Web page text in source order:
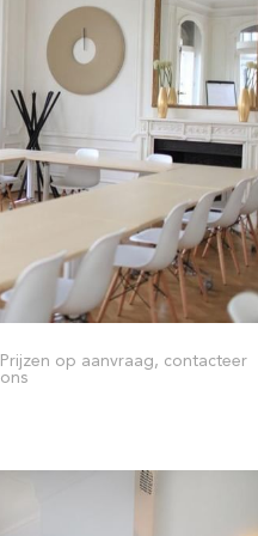
Prijzen op aanvraag, contacteer
ons